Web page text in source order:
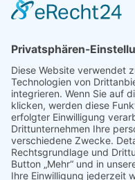
Impressum/Kontakt
Naturschutz bunt
Broschüren und Folder
Presseaussendungen
Newsletter
Fotos und Videos
ANWALT DER NATUR